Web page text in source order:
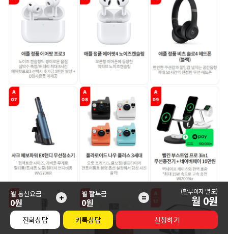
월 통신요금
0원 + 월 할부금
0원 = (할부이자 별도)
월 0원
전화상담 카톡상담 신청하기